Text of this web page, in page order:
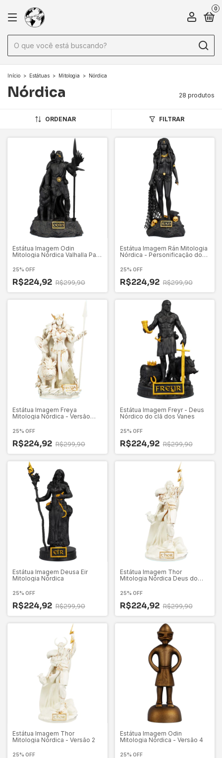
0
Início > Estátuas > Mitologia > Nórdica
Nórdica 28 produtos
ORDENAR FILTRAR
Estátua Imagem Odin
Mitologia Nórdica Valhalla Pai
25% OFF
R$224,92 R$299,90
Estátua Imagem Rán Mitologia
Nórdica - Personificação do
25% OFF
R$224,92 R$299,90
Estátua Imagem Freya
Mitologia Nórdica - Versão
25% OFF
R$224,92 R$299,90
Estátua Imagem Freyr - Deus
Nórdico do clã dos Vanes
25% OFF
R$224,92 R$299,90
Estátua Imagem Deusa Eir
Mitologia Nórdica
25% OFF
R$224,92 R$299,90
Estátua Imagem Thor
Mitologia Nórdica Deus do
25% OFF
R$224,92 R$299,90
Estátua Imagem Thor
Mitologia Nórdica - Versão 2
25% OFF
Estátua Imagem Odin
Mitologia Nórdica - Versão 4
25% OFF